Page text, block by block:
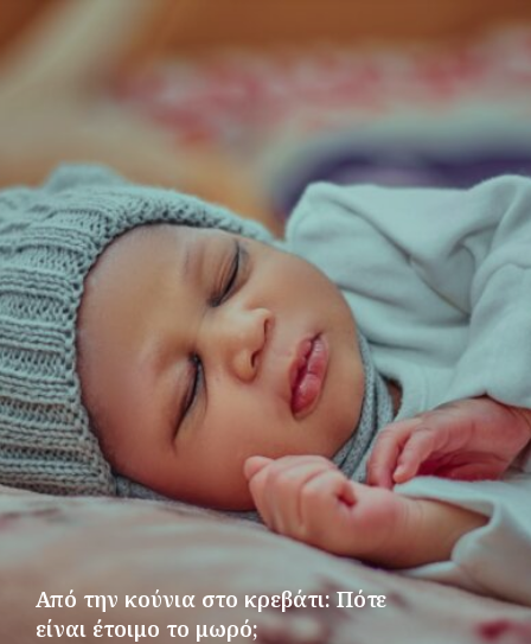
Από την κούνια στο κρεβάτι: Πότε
είναι έτοιμο το μωρό;